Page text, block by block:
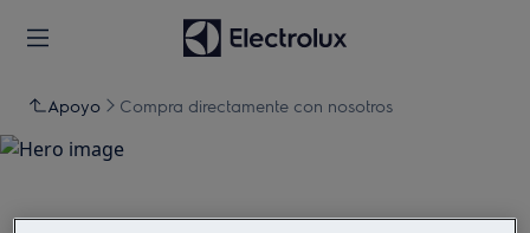
Apoyo Compra directamente con nosotros